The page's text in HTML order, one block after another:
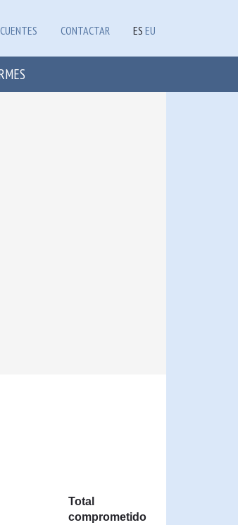
CONTACTAR ES EU
Total
comprometido